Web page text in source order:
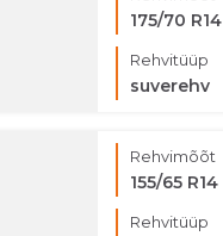
175/70 R14
Rehvitüüp
suverehv
Rehvimõõt
155/65 R14
Rehvitüüp